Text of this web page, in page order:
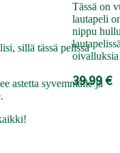
sillä tässä pelissä
astetta syvemmälle ja
Tässä on
lautapeli
nippu
oivalluksia
39.99 €